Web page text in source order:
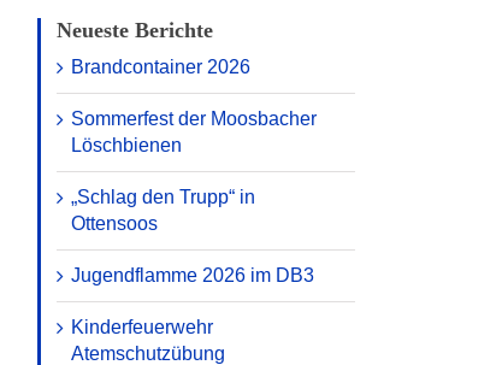
Neueste Berichte
Brandcontainer 2026
Sommerfest der Moosbacher
Löschbienen
„Schlag den Trupp“ in
Ottensoos
Jugendflamme 2026 im DB3
Kinderfeuerwehr
Atemschutzübung